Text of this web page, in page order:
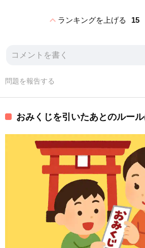
expand_lessランキングを上げる 15
問題を報告する
おみくじを引いたあとのルール